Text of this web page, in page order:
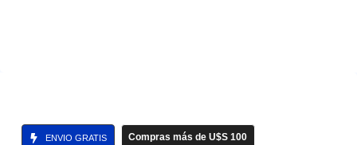
ENVIO GRATIS Compras más de U$S 100